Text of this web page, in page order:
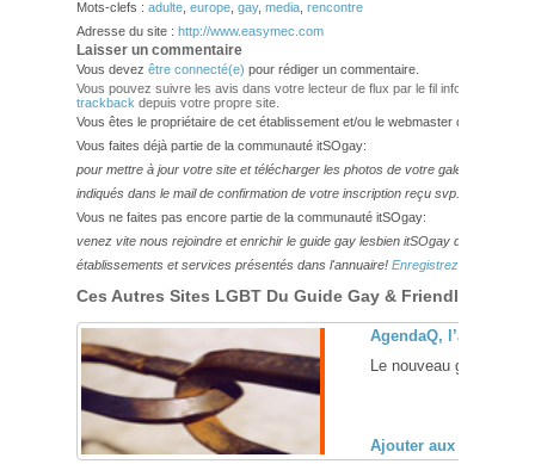
Mots-clefs : adulte europe gay, media rencontre
Adresse du site : http://www.easymec.com
Laisser un commentaire
Vous devez être connecté(e) pour rédiger un commentaire.
Vous pouvez suivre les avis dans votre lecteur de flux par le fil info
trackback depuis votre propre site.
Vous êtes le propriétaire de cet établissement et/ou le webmaster de ce site?
Vous faites déjà partie de la communauté itSOgay:
pour mettre à jour votre site et télécharger les photos de votre galerie,
indiqués dans le mail de confirmation de votre inscription reçu svp.
Vous ne faites pas encore partie de la communauté itSOgay:
venez vite nous rejoindre et enrichir le guide gay lesbien itSOgay de vos
établissements et services présentés dans l'annuaire! Enregistrez-vous ici!
Ces Autres Sites LGBT Du Guide Gay & Friendly
AgendaQ, l’agenda
Le nouveau guide des
Ajouter aux favoris